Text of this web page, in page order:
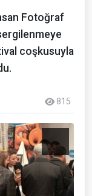
Fotoğraf
coşkusuyla
815